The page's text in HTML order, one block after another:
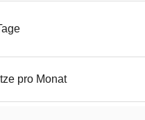
pro Monat